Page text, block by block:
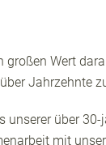
großen Wert
Jahrzehnte
unserer über
mit